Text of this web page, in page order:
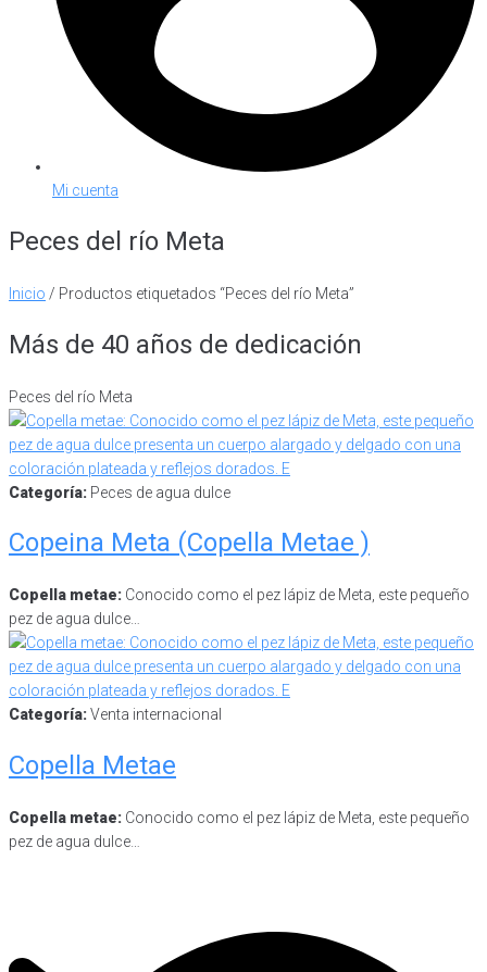
Mi cuenta
Peces del río Meta
Inicio / Productos etiquetados “Peces del río Meta”
Más de 40 años de dedicación
Peces del río Meta
Categoría: Peces de agua dulce
Copeina Meta (Copella Metae )
Copella metae: Conocido como el pez lápiz de Meta, este pequeño
pez de agua dulce…
Categoría:Venta internacional
Copella Metae
Copella metae: Conocido como el pez lápiz de Meta, este pequeño
pez de agua dulce…